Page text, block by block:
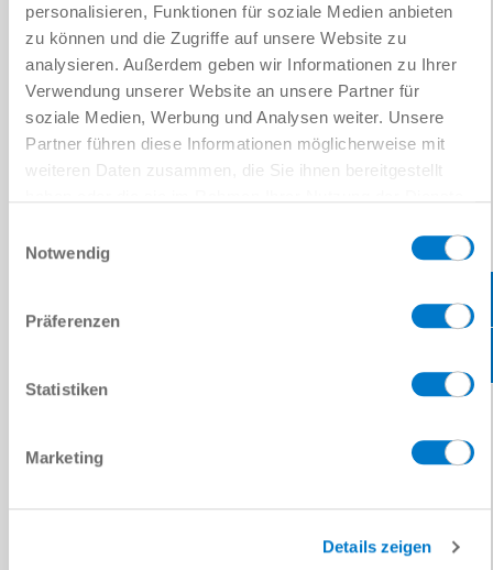
personalisieren, Funktionen für soziale Medien anbieten
zu können und die Zugriffe auf unsere Website zu
analysieren. Außerdem geben wir Informationen zu Ihrer
Verwendung unserer Website an unsere Partner für
soziale Medien, Werbung und Analysen weiter. Unsere
Partner führen diese Informationen möglicherweise mit
weiteren Daten zusammen, die Sie ihnen bereitgestellt
Notwendig
Präferenzen
Statistiken
Marketing
Details zeigen
국가*
우편번호*
주 *
캡차
제출